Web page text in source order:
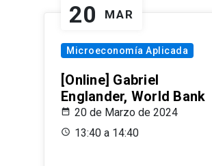
20 MAR
Microeconomía Aplicada
[Online] Gabriel
Englander, World Bank
20 de Marzo de 2024
13:40 a 14:40